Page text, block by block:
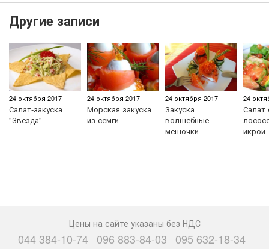
Другие записи
24 октября 2017
Салат-закуска
"Звезда"
24 октября 2017
Морская закуска
из семги
24 октября 2017
Закуска
волшебные
мешочки
24
Салат
икрой
Цены на сайте указаны без НДС
044 384-10-74 096 883-84-03 095 632-18-34